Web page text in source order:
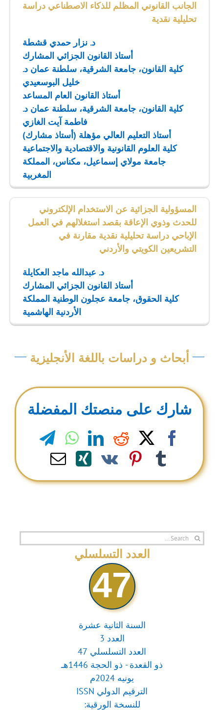
الجانب القانوني المظلم للذكاء الاصطناعي دراسة
تحليلية نقدية
د. نزار حمدي قشطة
أستاذ القانون الجزائي المشارك
كلية القانون، جامعة الشرقية، سلطنة عمان د.
خليل البوسعيدي
أستاذ القانون العام المساعد
كلية القانون، جامعة الشرقية، سلطنة عمان د.
فاطمة آيت الغازي
أستاذ التعليم العالي مؤهلة (أستاذ مشارك)
كلية العلوم القانونية والاقتصادية والاجتماعية
جامعة مولاي إسماعيل، مكناس، المملكة
المغربية
المسؤولية الجزائية عن الاستخدام الإلكتروني
للحدث وذوي الإعاقة بقصد استغلالهم في العمل
الإباحي دراسة تحليلية نقدية مقارنة في
التشريعين الكويتي والأردني
د. عبدالله ماجد العكايلة
أستاذ القانون الجزائي المشارك
كلية الحقوق، جامعة عجلون الوطنية المملكة
الأردنية الهاشمية
أبحاث و دراسات باللغة الأنجليزية
شارك على منصتك المفضلة
Facebook
X
Reddit
LinkedIn
Tumblr
Pinterest
Vk
Xing
Email
Search
العدد التسلسلي
47
السنة الثانية عشرة
العدد 3
العدد التسلسلي 47
ذو القعدة - ذو الحجة 1446هـ
يونيه 2024م
الترقيم الدولي ISSN
للنسخة الورقية: